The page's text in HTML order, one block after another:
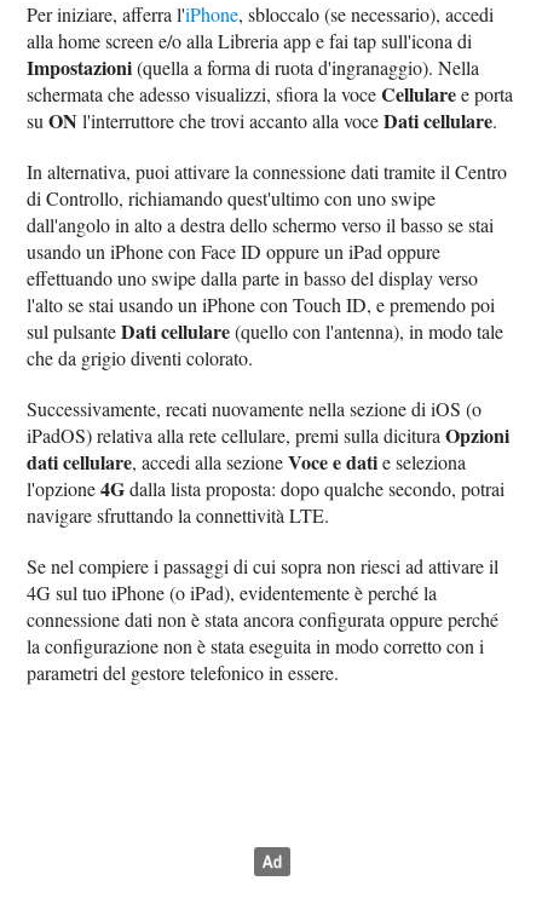
Per iniziare, afferra l'iPhone, sbloccalo (se necessario), accedi
alla home screen e/o alla Libreria app e fai tap sull'icona di
Impostazioni(quella a forma di ruota d'ingranaggio). Nella
schermata che adesso visualizzi, sfiora la voceCellularee porta
suON l'interruttore che trovi accanto alla voceDati cellulare.
In alternativa, puoi attivare la connessione dati tramite il Centro
di Controllo, richiamando quest'ultimo con uno swipe
dall'angolo in alto a destra dello schermo verso il basso se stai
usando un iPhone con Face ID oppure un iPad oppure
effettuando uno swipe dalla parte in basso del display verso
l'alto se stai usando un iPhone con Touch ID, e premendo poi
sul pulsanteDati cellulare(quello con l'antenna), in modo tale
che da grigio diventi colorato.
Successivamente, recati nuovamente nella sezione di iOS (o
iPadOS) relativa alla rete cellulare, premi sulla dicituraOpzioni
dati cellulare, accedi alla sezioneVoce e datie seleziona
l'opzione4Gdalla lista proposta: dopo qualche secondo, potrai
navigare sfruttando la connettività LTE.
Se nel compiere i passaggi di cui sopra non riesci ad attivare il
4G sul tuo iPhone (o iPad), evidentemente è perché la
connessione dati non è stata ancora configurata oppure perché
la configurazione non è stata eseguita in modo corretto con i
parametri del gestore telefonico in essere.